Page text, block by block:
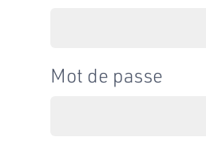
Mot de passe